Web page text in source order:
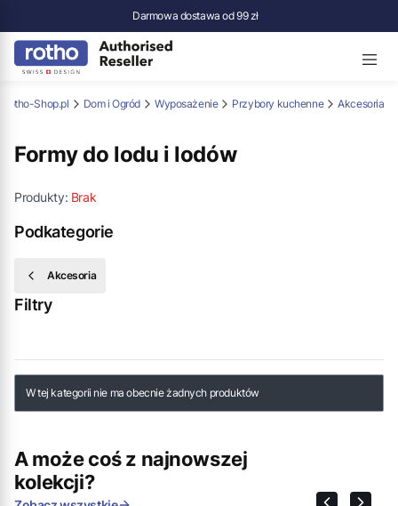
Darmowa dostawa od 99 zł
Rotho-Shop.pl Dom i Ogród Wyposażenie Przybory kuchenne Akcesoria
Formy do lodu i lodów
Produkty: Brak
Podkategorie
Akcesoria
Filtry
Lista produktów
W tej kategorii nie ma obecnie żadnych produktów
A może coś z najnowszej
kolekcji?